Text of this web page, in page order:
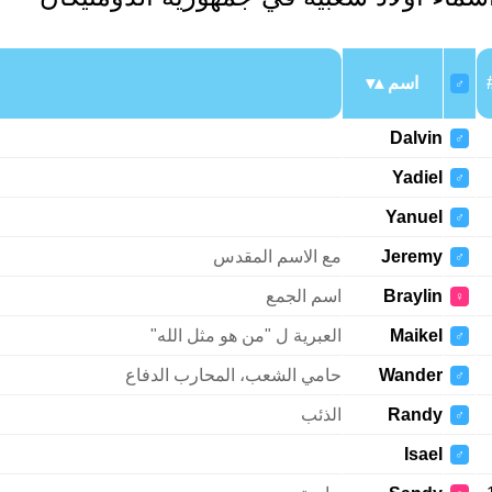
♂ اسم
♂
Dalvin
♂
Yadiel
♂
Yanuel
♂
Jeremy مع الاسم المقدس
♀
Braylin اسم الجمع
♂
Maikel العبرية ل "من هو مثل الله"
♂
Wander حامي الشعب، المحارب الدفاع
♂
Randy الذئب
♂
Isael